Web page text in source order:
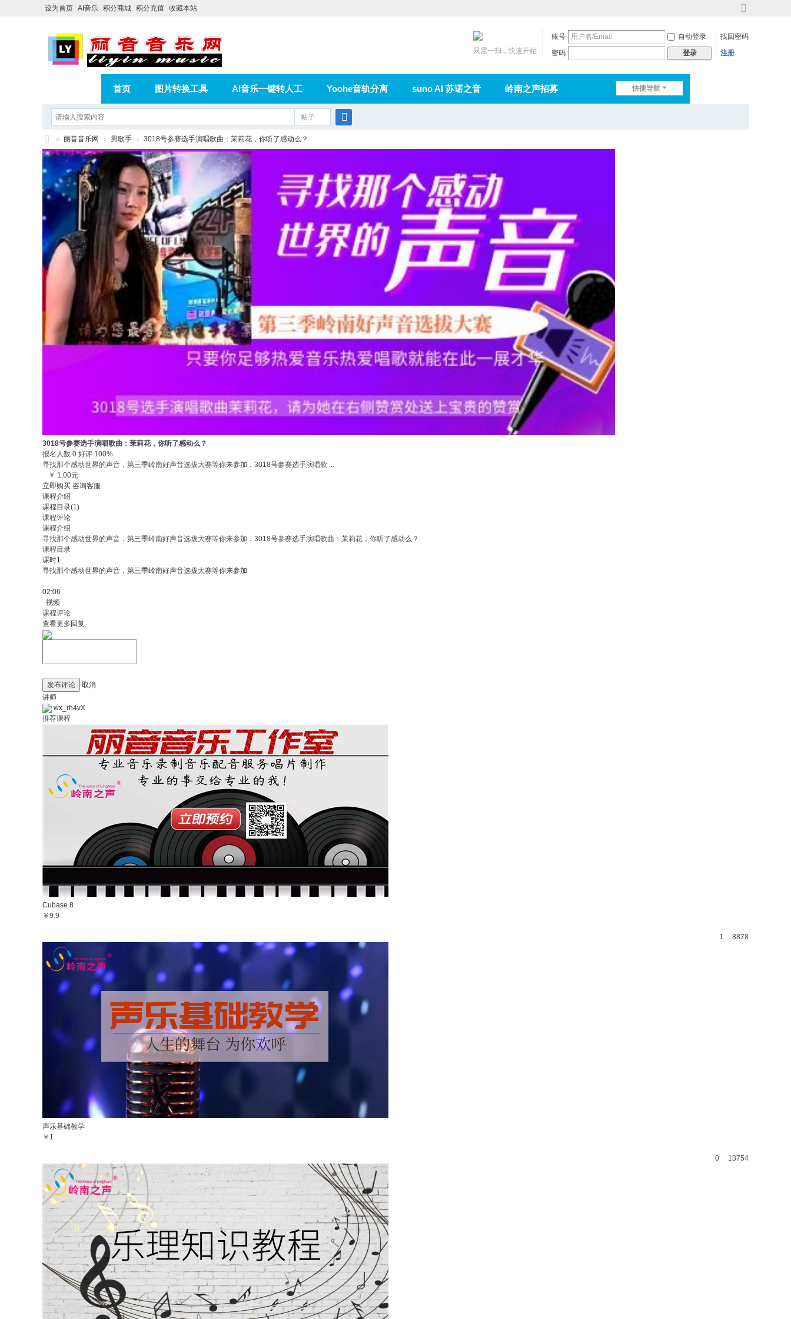
设为首页 AI音乐 积分商城 积分充值 收藏本站
到
账号 自动登录
找回密码
密码
登录 注册
只需一扫，快速开始
快捷导航
首页 图片转换工具 AI音乐一键转人工 Yoohe音轨分离 suno AI 苏诺之音 岭南之声招募
在线论坛
相册 分享 记录
帖子
索
» 丽音音乐网 › 男歌手 › 3018号参赛选手演唱歌曲：茉莉花，你听了感动么？
3018号参赛选手演唱歌曲：茉莉花，你听了感动么？
报名人数 0 好评 100%
寻找那个感动世界的声音，第三季岭南好声音选拔大赛等你来参加，3018号参赛选手演唱歌 ...
￥ 1.00元
立即购买 咨询客服
课程介绍
课程目录(1)
课程评论
课程介绍
寻找那个感动世界的声音，第三季岭南好声音选拔大赛等你来参加，3018号参赛选手演唱歌曲：茉莉花，你听了感动么？
课程目录
课时1
寻找那个感动世界的声音，第三季岭南好声音选拔大赛等你来参加
02:06
视频
课程评论
查看更多回复
发布评论
取消
讲师
wx_rh4vX
推荐课程
Cubase 8
￥9.9
1 8878
声乐基础教学
￥1
0 13754